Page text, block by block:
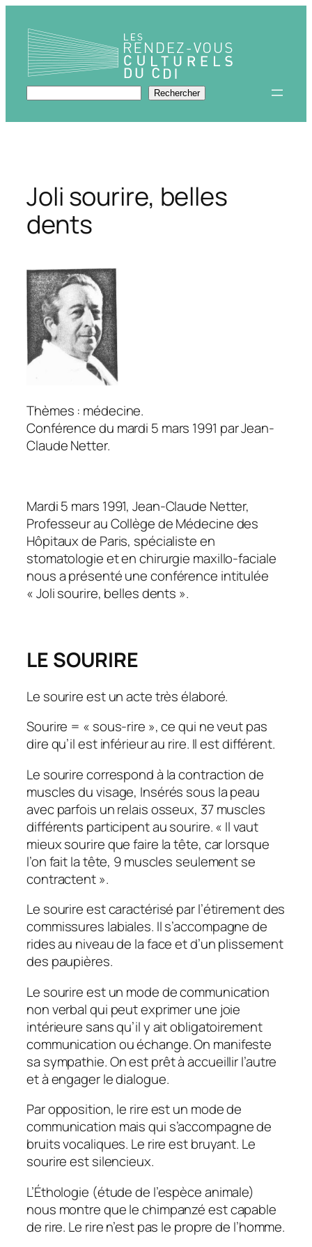
contenu
Rechercher Rechercher
Joli sourire, belles
dents
Thèmes : médecine.
Conférence du mardi 5 mars 1991 par Jean-
Claude Netter.
Mardi 5 mars 1991, Jean-Claude Netter,
Professeur au Collège de Médecine des
Hôpitaux de Paris, spécialiste en
stomatologie et en chirurgie maxillo-faciale
nous a présenté une conférence intitulée
« Joli sourire, belles dents ».
LE SOURIRE
Le sourire est un acte très élaboré.
Sourire = « sous-rire », ce qui ne veut pas
dire qu’il est inférieur au rire. Il est différent.
Le sourire correspond à la contraction de
muscles du visage, Insérés sous la peau
avec parfois un relais osseux, 37 muscles
différents participent au sourire. « Il vaut
mieux sourire que faire la tête, car lorsque
l’on fait la tête, 9 muscles seulement se
contractent ».
Le sourire est caractérisé par l’étirement des
commissures labiales. Il s’accompagne de
rides au niveau de la face et d’un plissement
des paupières.
Le sourire est un mode de communication
non verbal qui peut exprimer une joie
intérieure sans qu’il y ait obligatoirement
communication ou échange. On manifeste
sa sympathie. On est prêt à accueillir l’autre
et à engager le dialogue.
Par opposition, le rire est un mode de
communication mais qui s’accompagne de
bruits vocaliques. Le rire est bruyant. Le
sourire est silencieux.
L’Éthologie (étude de l’espèce animale)
nous montre que le chimpanzé est capable
de rire. Le rire n’est pas le propre de l’homme.